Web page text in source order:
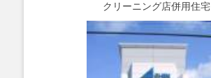
クリーニング店併用住宅